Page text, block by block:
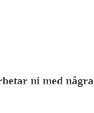
ni med några